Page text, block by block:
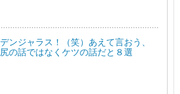
デンジャラス！（笑）あえて言おう、
尻の話ではなくケツの話だと８選